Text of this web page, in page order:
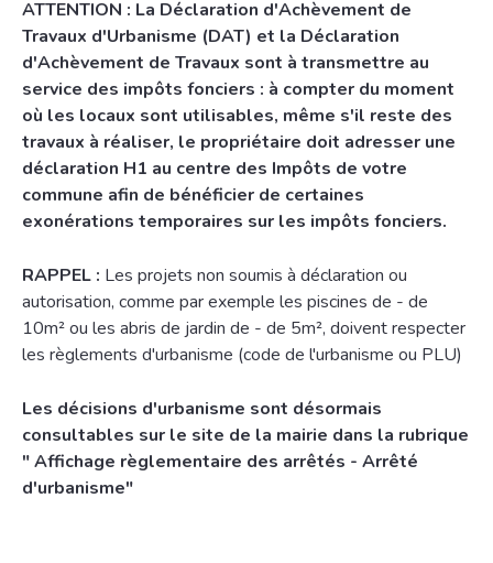
ATTENTION : La Déclaration d'Achèvement de
Travaux d'Urbanisme (DAT) et la Déclaration
d'Achèvement de Travaux sont à transmettre au
service des impôts fonciers : à compter du moment
où les locaux sont utilisables, même s'il reste des
travaux à réaliser, le propriétaire doit adresser une
déclaration H1 au centre des Impôts de votre
commune afin de bénéficier de certaines
exonérations temporaires sur les impôts fonciers.
RAPPEL : Les projets non soumis à déclaration ou
autorisation, comme par exemple les piscines de - de
10m² ou les abris de jardin de - de 5m², doivent respecter
les règlements d'urbanisme (code de l'urbanisme ou PLU)
Les décisions d'urbanisme sont désormais
consultables sur le site de la mairie dans la rubrique
" Affichage règlementaire des arrêtés - Arrêté
d'urbanisme"